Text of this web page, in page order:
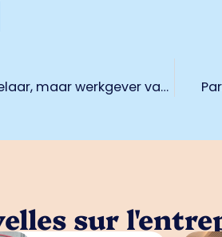
Techsharks: Niet zozeer arbeidsbemiddelaar, maar werkgever van de toekomst
sur